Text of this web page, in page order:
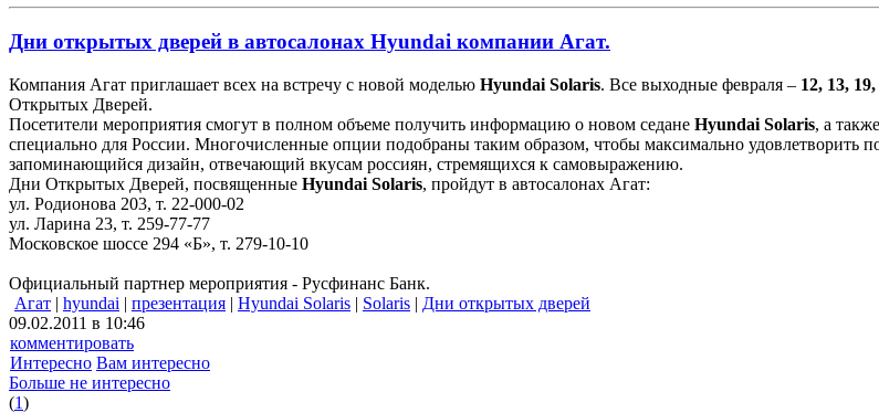
Дни открытых дверей в автоcалонах Hyundai компании Агат.
Компания Агат приглашает всех на встречу с новой моделью Hyundai Solaris. Все выходные февраля – 12, 13,
Открытых Дверей.
Посетители мероприятия смогут в полном объеме получить информацию о новом седане Hyundai Solaris, а
специально для России. Многочисленные опции подобраны таким образом, чтобы максимально удовлетворить
запоминающийся дизайн, отвечающий вкусам россиян, стремящихся к самовыражению.
Дни Открытых Дверей, посвященные Hyundai Solaris, пройдут в автосалонах Агат:
ул. Родионова 203, т. 22-000-02
ул. Ларина 23, т. 259-77-77
Московское шоссе 294 «Б», т. 279-10-10
Официальный партнер мероприятия - Русфинанс Банк.
Агат | hyundai | презентация | Hyundai Solaris | Solaris | Дни открытых дверей
09.02.2011 в 10:46
комментировать
Интересно Вам интересно
Больше не интересно
(1)